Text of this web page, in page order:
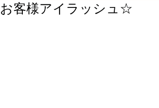
お客様アイラッシュ☆